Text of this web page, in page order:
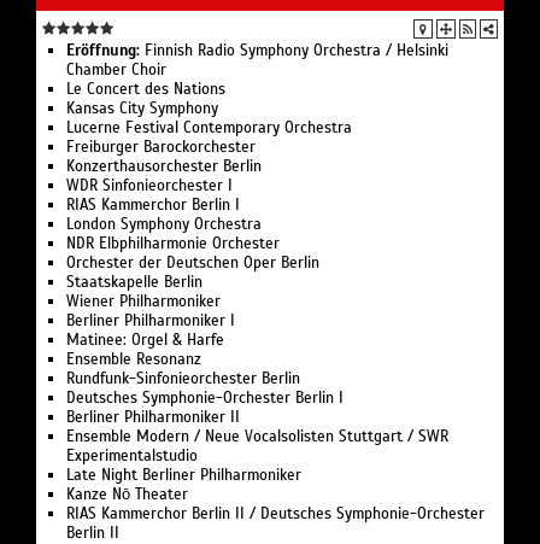
Eröffnung: Finnish Radio Symphony Orchestra / Helsinki
Chamber Choir
Le Concert des Nations
Kansas City Symphony
Lucerne Festival Contemporary Orchestra
Freiburger Barockorchester
Konzerthausorchester Berlin
WDR Sinfonieorchester I
RIAS Kammerchor Berlin I
London Symphony Orchestra
NDR Elbphilharmonie Orchester
Orchester der Deutschen Oper Berlin
Staatskapelle Berlin
Wiener Philharmoniker
Berliner Philharmoniker I
Matinee: Orgel & Harfe
Ensemble Resonanz
Rundfunk-Sinfonieorchester Berlin
Deutsches Symphonie-Orchester Berlin I
Berliner Philharmoniker II
Ensemble Modern / Neue Vocalsolisten Stuttgart / SWR
Experimentalstudio
Late Night Berliner Philharmoniker
Kanze Nō Theater
RIAS Kammerchor Berlin II / Deutsches Symphonie-Orchester
Berlin II